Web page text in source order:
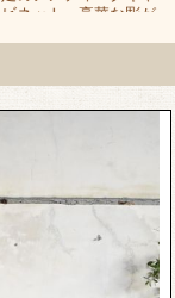
ビネット、豪華な彫が
サイドボード